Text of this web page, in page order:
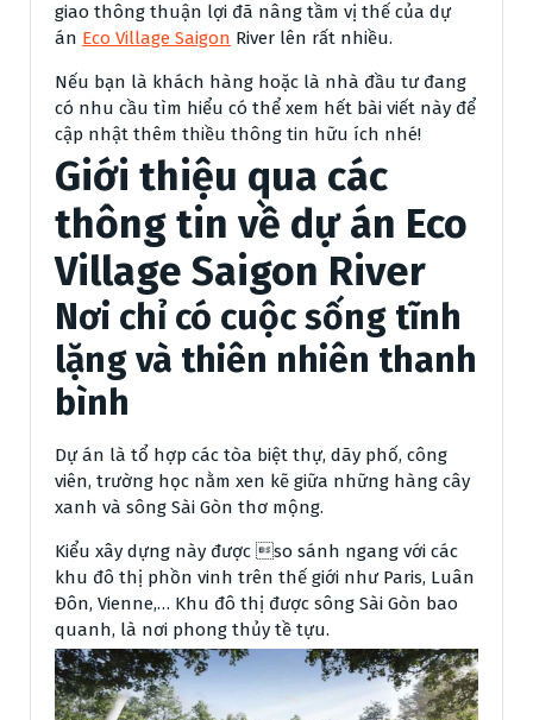
giao thông thuận lợi đã nâng tầm vị thế của dự
án Eco Village Saigon River lên rất nhiều.
Nếu bạn là khách hàng hoặc là nhà đầu tư đang
có nhu cầu tìm hiểu có thể xem hết bài viết này để
cập nhật thêm thiều thông tin hữu ích nhé!
Giới thiệu qua các
thông tin về dự án Eco
Village Saigon River
Nơi chỉ có cuộc sống tĩnh
lặng và thiên nhiên thanh
bình
Dự án là tổ hợp các tòa biệt thự, dãy phố, công
viên, trường học nằm xen kẽ giữa những hàng cây
xanh và sông Sài Gòn thơ mộng.
Kiểu xây dựng này được so sánh ngang với các
khu đô thị phồn vinh trên thế giới như Paris, Luân
Đôn, Vienne,… Khu đô thị được sông Sài Gòn bao
quanh, là nơi phong thủy tề tựu.